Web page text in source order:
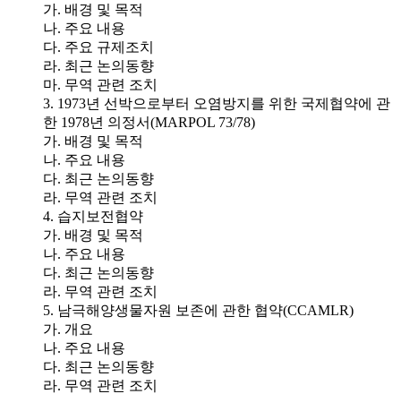
가. 배경 및 목적
나. 주요 내용
다. 주요 규제조치
라. 최근 논의동향
마. 무역 관련 조치
3. 1973년 선박으로부터 오염방지를 위한 국제협약에 관
한 1978년 의정서(MARPOL 73/78)
가. 배경 및 목적
나. 주요 내용
다. 최근 논의동향
라. 무역 관련 조치
4. 습지보전협약
가. 배경 및 목적
나. 주요 내용
다. 최근 논의동향
라. 무역 관련 조치
5. 남극해양생물자원 보존에 관한 협약(CCAMLR)
가. 개요
나. 주요 내용
다. 최근 논의동향
라. 무역 관련 조치